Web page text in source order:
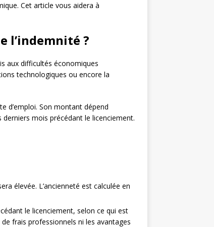
Cet article vous aidera à
l’indemnité ?
aux difficultés économiques
technologiques ou encore la
d’emploi. Son montant dépend
mois précédant le licenciement.
élevée. L’ancienneté est calculée en
le licenciement, selon ce qui est
frais professionnels ni les avantages